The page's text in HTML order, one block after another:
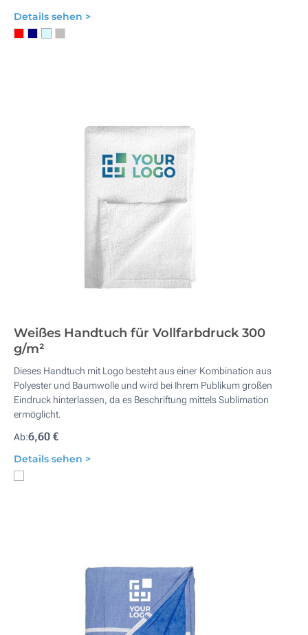
Details sehen >
Weißes Handtuch für Vollfarbdruck 300
g/m²
Dieses Handtuch mit Logo besteht aus einer Kombination aus
Polyester und Baumwolle und wird bei Ihrem Publikum großen
Eindruck hinterlassen, da es Beschriftung mittels Sublimation
ermöglicht.
Ab:6,60 €
Details sehen >